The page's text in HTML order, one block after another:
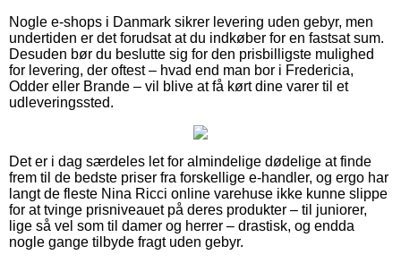
Nogle e-shops i Danmark sikrer levering uden gebyr, men
undertiden er det forudsat at du indkøber for en fastsat sum.
Desuden bør du beslutte sig for den prisbilligste mulighed
for levering, der oftest – hvad end man bor i Fredericia,
Odder eller Brande – vil blive at få kørt dine varer til et
udleveringssted.
Det er i dag særdeles let for almindelige dødelige at finde
frem til de bedste priser fra forskellige e-handler, og ergo har
langt de fleste Nina Ricci online varehuse ikke kunne slippe
for at tvinge prisniveauet på deres produkter – til juniorer,
lige så vel som til damer og herrer – drastisk, og endda
nogle gange tilbyde fragt uden gebyr.